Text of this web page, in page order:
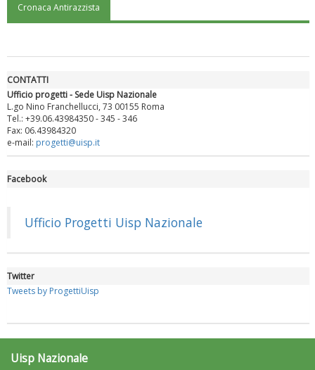
"Superare gli ostacoli": la relazione di Tiziano Pesce al CN Uisp
rivoluzioni"
Cronaca Antirazzista
CONTATTI
Ufficio progetti - Sede Uisp Nazionale
L.go Nino Franchellucci, 73 00155 Roma
Tel.: +39.06.43984350 - 345 - 346
Fax: 06.43984320
e-mail: progetti@uisp.it
Facebook
Ufficio Progetti Uisp Nazionale
Twitter
Tweets by ProgettiUisp
Uisp Nazionale